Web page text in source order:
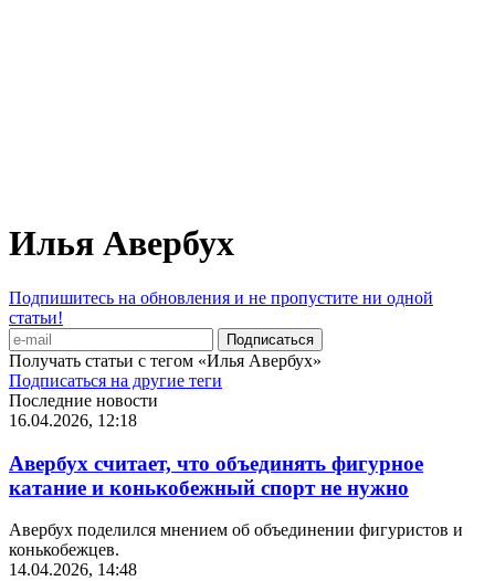
Илья Авербух
Подпишитесь на обновления и не пропустите ни одной
статьи!
Получать статьи с тегом «Илья Авербух»
Подписаться на другие теги
Последние новости
16.04.2026, 12:18
Авербух считает, что объединять фигурное
катание и конькобежный спорт не нужно
Авербух поделился мнением об объединении фигуристов и
конькобежцев.
14.04.2026, 14:48